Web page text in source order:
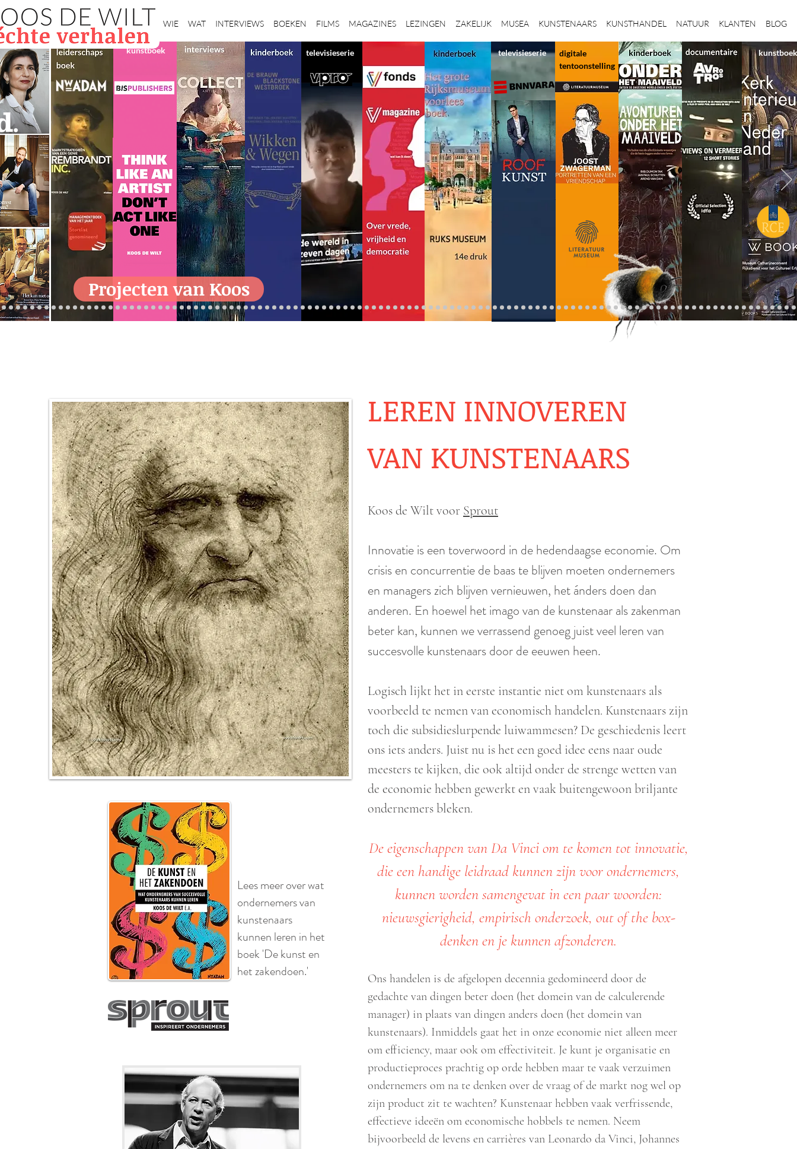
Home WIE WAT INTERVIEWS BOEKEN FILMS MAGAZINES LEZINGEN ZAKELIJK MUSEA KUNSTENAARS KUNSTHANDEL NATUUR KLANTEN BLOG
kunstboek televisieserie
Projecten van Koos
digitale
tentoonstelling
televisieserie kunstboek
Lees meer over wat
ondernemers van
kunstenaars
kunnen leren in het
boek 'De kunst en
het zakendoen.'
LEREN INNOVEREN
VAN KUNSTENAARS
Koos de Wilt voor Sprout
Innovatie is een toverwoord in de hedendaagse economie. Om
crisis en concurrentie de baas te blijven moeten ondernemers
en managers zich blijven vernieuwen, het ánders doen dan
anderen. En hoewel het imago van de kunstenaar als zakenman
beter kan, kunnen we verrassend genoeg juist veel leren van
succesvolle kunstenaars door de eeuwen heen.
Logisch lijkt het in eerste instantie niet om kunstenaars als
voorbeeld te nemen van economisch handelen. Kunstenaars zijn
toch die subsidieslurpende luiwammesen? De geschiedenis leert
ons iets anders. Juist nu is het een goed idee eens naar oude
meesters te kijken, die ook altijd onder de strenge wetten van
de economie hebben gewerkt en vaak buitengewoon briljante
ondernemers bleken.
De eigenschappen van Da Vinci om te komen tot innovatie,
die een handige leidraad kunnen zijn voor ondernemers,
kunnen worden samengevat in een paar woorden:
nieuwsgierigheid, empirisch onderzoek, out of the box-
denken en je kunnen afzonderen.
Ons handelen is de afgelopen decennia gedomineerd door de
gedachte van dingen beter doen (het domein van de calculerende
manager) in plaats van dingen anders doen (het domein van
kunstenaars). Inmiddels gaat het in onze economie niet alleen meer
om efficiency, maar ook om effectiviteit. Je kunt je organisatie en
productieproces prachtig op orde hebben maar te vaak verzuimen
ondernemers om na te denken over de vraag of de markt nog wel op
zijn product zit te wachten? Kunstenaar hebben vaak verfrissende,
effectieve ideeën om economische hobbels te nemen. Neem
bijvoorbeeld de levens en carrières van Leonardo da Vinci, Johannes